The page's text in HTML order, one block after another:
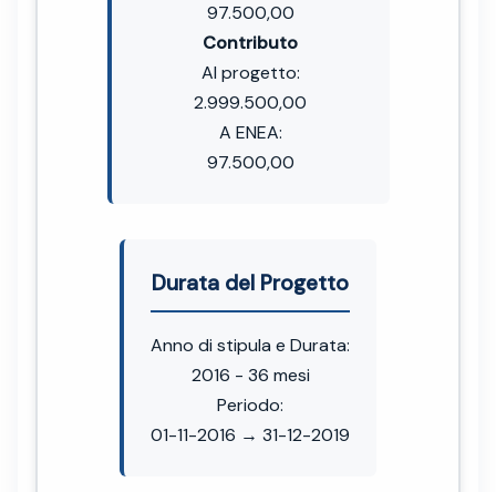
97.500,00
Contributo
Al progetto:
2.999.500,00
A ENEA:
97.500,00
Durata del Progetto
Anno di stipula e Durata:
2016 - 36 mesi
Periodo:
01-11-2016 → 31-12-2019